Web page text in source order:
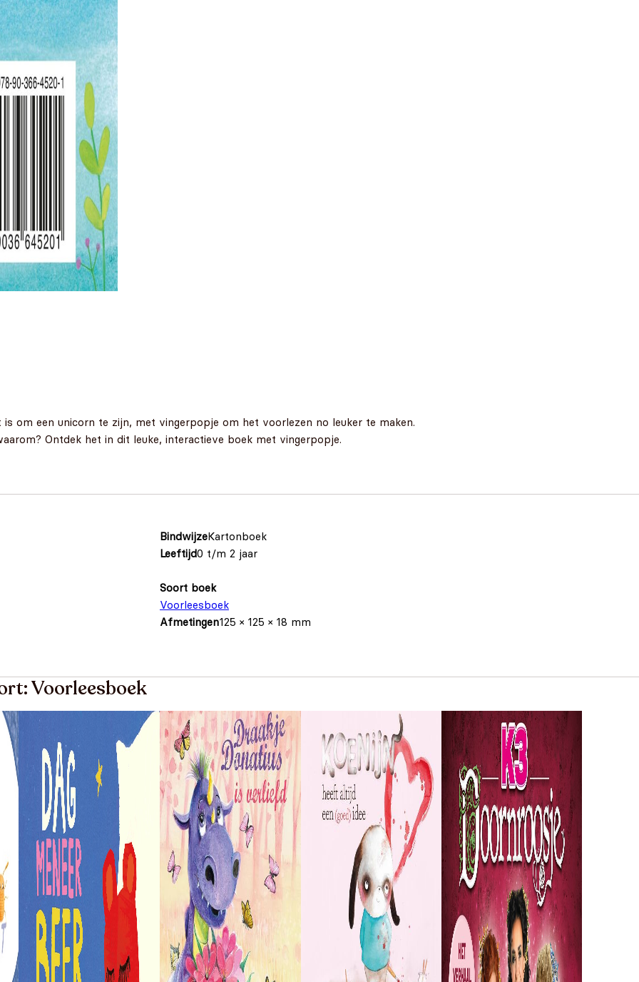
om een unicorn te zijn, met vingerpopje om het voorlezen no leuker te maken.
Ontdek het in dit leuke, interactieve boek met vingerpopje.
BindwijzeKartonboek
Leeftijd0 t/m 2 jaar
Soort boek
Voorleesboek
Afmetingen125 × 125 × 18 mm
Voorleesboek